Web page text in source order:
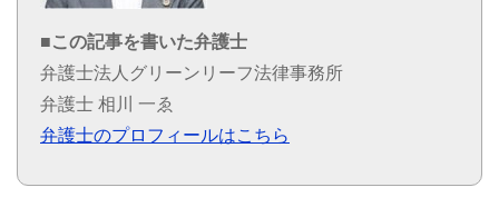
■この記事を書いた弁護士
弁護士法人グリーンリーフ法律事務所
弁護士 相川 一ゑ
弁護士のプロフィールはこちら